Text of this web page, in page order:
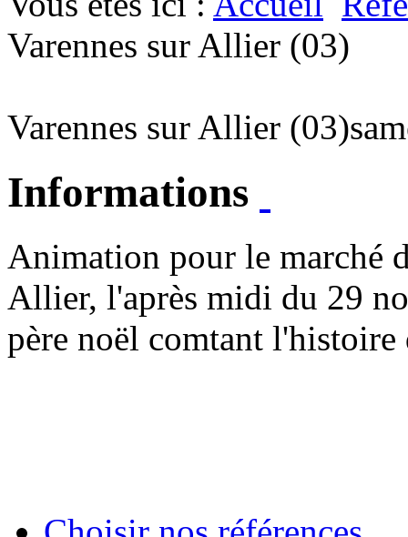
Varennes sur Allier (03)
Varennes sur Allier (03)
Informations
Animation pour le marché
Allier, l'après midi du 29
père noël comtant